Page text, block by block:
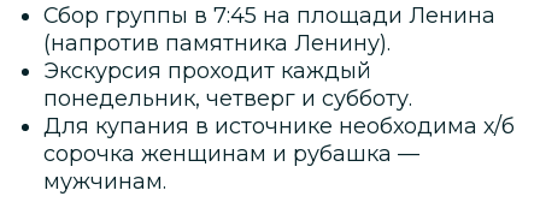
Сбор группы в 7:45 на площади Ленина
(напротив памятника Ленину).
Экскурсия проходит каждый
понедельник, четверг и субботу.
Для купания в источнике необходима х/б
сорочка женщинам и рубашка —
мужчинам.